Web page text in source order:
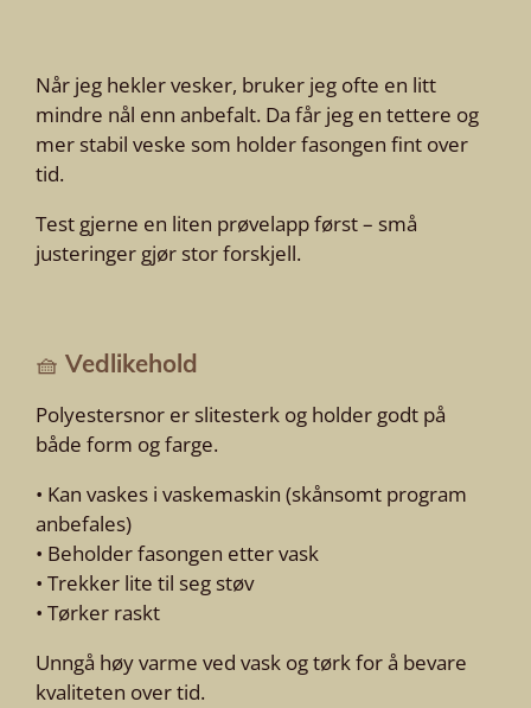
Når jeg hekler vesker, bruker jeg ofte en litt
mindre nål enn anbefalt. Da får jeg en tettere og
mer stabil veske som holder fasongen fint over
tid.
Test gjerne en liten prøvelapp først – små
justeringer gjør stor forskjell.
🧺 Vedlikehold
Polyestersnor er slitesterk og holder godt på
både form og farge.
• Kan vaskes i vaskemaskin (skånsomt program
anbefales)
• Beholder fasongen etter vask
• Trekker lite til seg støv
• Tørker raskt
Unngå høy varme ved vask og tørk for å bevare
kvaliteten over tid.